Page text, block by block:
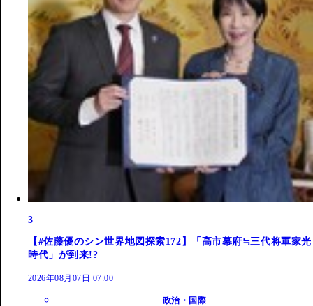
3
【#佐藤優のシン世界地図探索172】「高市幕府≒三代将軍家光
時代」が到来!?
2026年08月07日 07:00
政治・国際